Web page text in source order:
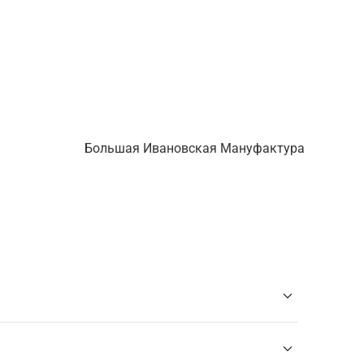
Большая Ивановская Мануфактура